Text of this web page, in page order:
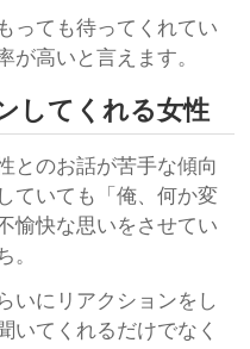
っても待ってくれてい
が高いと言えます。
してくれる女性
とのお話が苦手な傾向
ていても「俺、何か変
愉快な思いをさせてい
。
いにリアクションをし
いてくれるだけでなく